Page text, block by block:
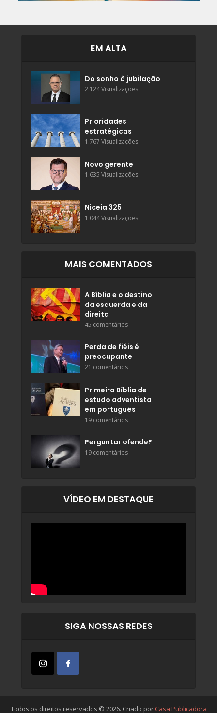
EM ALTA
Do sonho à jubilação
2.124 Visualizações
Prioridades
estratégicas
1.767 Visualizações
Novo gerente
1.635 Visualizações
Niceia 325
1.044 Visualizações
MAIS COMENTADOS
A Bíblia e o destino
da esquerda e da
direita
45 comentários
Perda de fiéis é
preocupante
21 comentários
Primeira Bíblia de
estudo adventista
em português
19 comentários
Perguntar ofende?
19 comentários
VÍDEO EM DESTAQUE
SIGA NOSSAS REDES
Todos os direitos reservados © 2026. Criado por Casa Publicadora